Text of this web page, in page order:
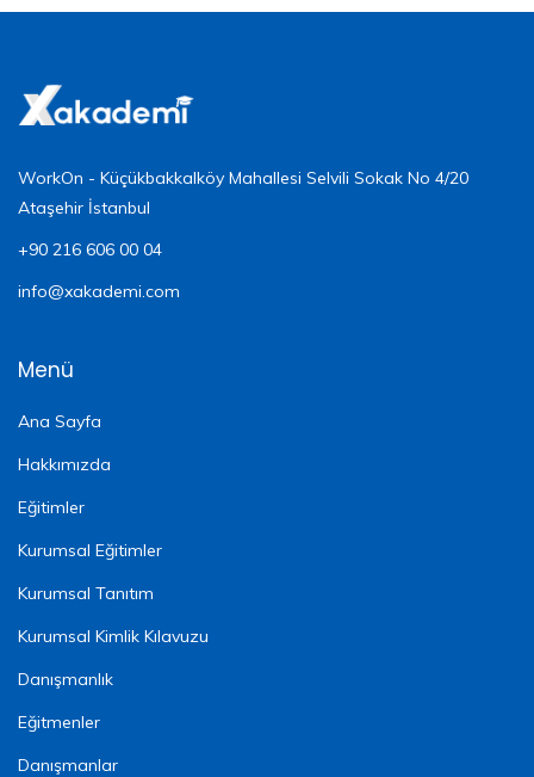
WorkOn - Küçükbakkalköy Mahallesi Selvili Sokak No 4/20
Ataşehir İstanbul
+90 216 606 00 04
info@xakademi.com
Menü
Ana Sayfa
Hakkımızda
Eğitimler
Kurumsal Eğitimler
Kurumsal Tanıtım
Kurumsal Kimlik Kılavuzu
Danışmanlık
Eğitmenler
Danışmanlar